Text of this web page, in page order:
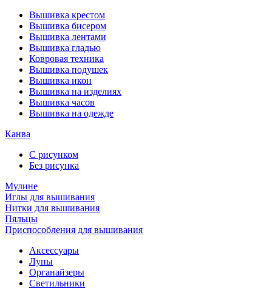
Вышивка крестом
Вышивка бисером
Вышивка лентами
Вышивка гладью
Ковровая техника
Вышивка подушек
Вышивка икон
Вышивка на изделиях
Вышивка часов
Вышивка на одежде
Канва
С рисунком
Без рисунка
Мулине
Иглы для вышивания
Нитки для вышивания
Пяльцы
Приспособления для вышивания
Аксессуары
Лупы
Органайзеры
Светильники